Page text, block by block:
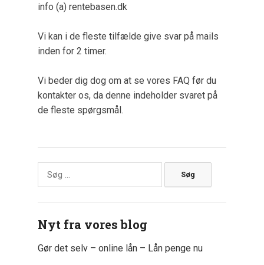
info (a) rentebasen.dk
Vi kan i de fleste tilfælde give svar på mails
inden for 2 timer.
Vi beder dig dog om at se vores FAQ før du
kontakter os, da denne indeholder svaret på
de fleste spørgsmål.
Søg
Nyt fra vores blog
Gør det selv – online lån – Lån penge nu